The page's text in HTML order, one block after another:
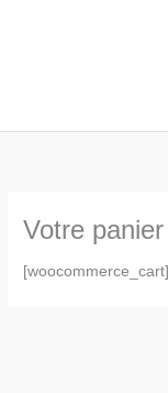
Votre panier
[woocommerce_cart]